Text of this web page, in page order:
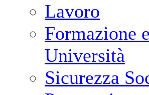
Lavoro
Formazione e
Università
Sicurezza